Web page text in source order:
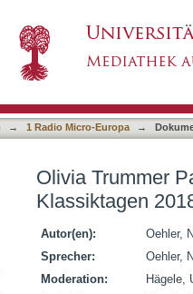
→ 1 Radio Micro-Europa →
Olivia Trummer
Klassiktagen
Autor(en):
Oehler,
Sprecher:
Oehler,
Moderation:
Hägele,